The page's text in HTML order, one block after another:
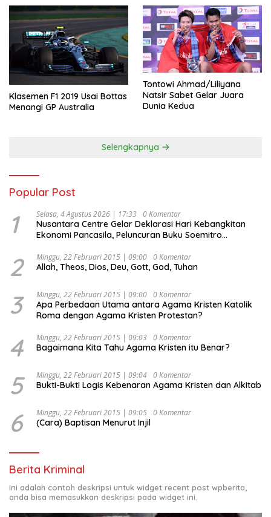
Klasemen F1 2019 Usai Bottas
Menangi GP Australia
Tontowi Ahmad/Liliyana
Natsir Sabet Gelar Juara
Dunia Kedua
Selengkapnya
Popular Post
1 Selasa, 4 Agustus 2026 | 17:33 0 Komentar
Nusantara Centre Gelar Deklarasi Hari Kebangkitan
Ekonomi Pancasila, Peluncuran Buku Soemitro
Ekonomi Politik Indonesia) & Simposium Nasional
“Urgensi Undang-Undang Perekonomian Nasional dan
Indonesia Emas 2045”,
2 Minggu, 22 Februari 2015 | 09:00 0 Komentar
Allah, Theos, Dios, Deu, Gott, God, Tuhan
3 Minggu, 22 Februari 2015 | 09:00 0 Komentar
Apa Perbedaan Utama antara Agama Kristen Katolik
Roma dengan Agama Kristen Protestan?
4 Minggu, 22 Februari 2015 | 09:03 0 Komentar
Bagaimana Kita Tahu Agama Kristen itu Benar?
5 Minggu, 22 Februari 2015 | 09:04 0 Komentar
Bukti-Bukti Logis Kebenaran Agama Kristen dan Alkitab
6 Minggu, 22 Februari 2015 | 09:05 0 Komentar
(Cara) Baptisan Menurut Injil
Berita Kriminal
Ini adalah contoh deskripsi untuk widget recent post wpberita,
anda bisa memasukkan deskripsi pada widget ini.